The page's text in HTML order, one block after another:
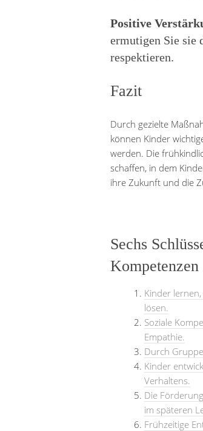
Positive
ermutigen Sie sie
respektieren.
Fazit
Durch gezielte
können Kinder
werden. Die
schaffen, in dem
ihre Zukunft und die
Sechs
Kinder
lösen.
Soziale
Empathie.
Durch
Kinder
Verhaltens.
Die
im späteren
Frühzeitige